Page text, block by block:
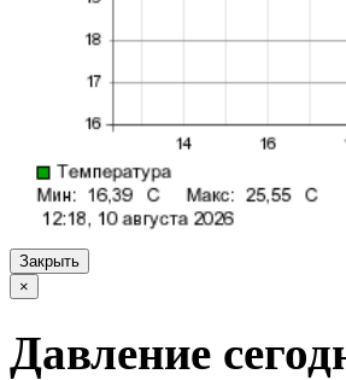
Закрыть
×
Давление